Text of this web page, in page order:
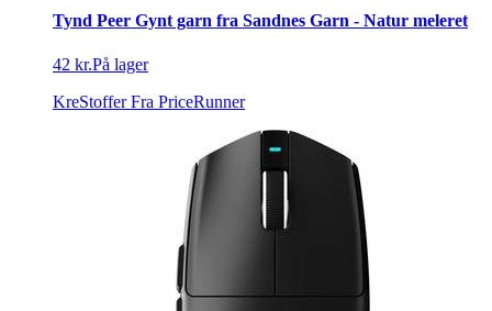
Tynd Peer Gynt garn fra Sandnes Garn - Natur meleret
42 kr.På lager
KreStoffer Fra PriceRunner